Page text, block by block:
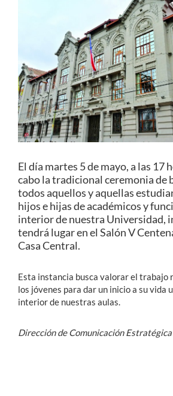
El día martes 5 de mayo, a las 17
cabo la tradicional ceremonia de
todos aquellos y aquellas
hijos e hijas de académicos y
interior de nuestra Universidad,
tendrá lugar en el Salón V
Casa Central.
Esta instancia busca valorar el trabajo
los jóvenes para dar un inicio a su vida
interior de nuestras aulas.
Dirección de Comunicación Estratégica